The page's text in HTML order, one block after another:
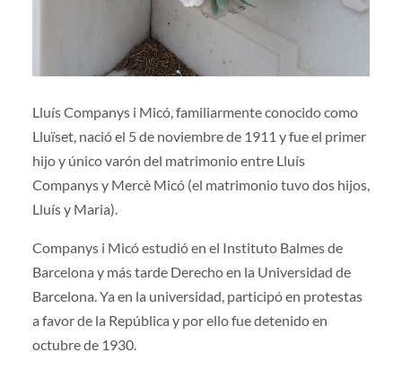
Lluís Companys i Micó, familiarmente conocido como
Lluïset, nació el 5 de noviembre de 1911 y fue el primer
hijo y único varón del matrimonio entre Lluís
Companys y Mercè Micó (el matrimonio tuvo dos hijos,
Lluís y Maria).
Companys i Micó estudió en el Instituto Balmes de
Barcelona y más tarde Derecho en la Universidad de
Barcelona. Ya en la universidad, participó en protestas
a favor de la República y por ello fue detenido en
octubre de 1930.